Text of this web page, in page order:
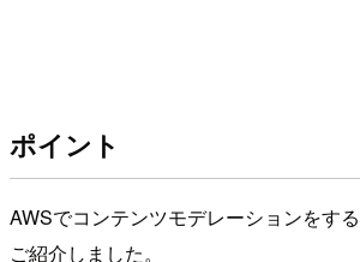
ポイント
AWSでコンテンツモデレーションをす
ご紹介しました。